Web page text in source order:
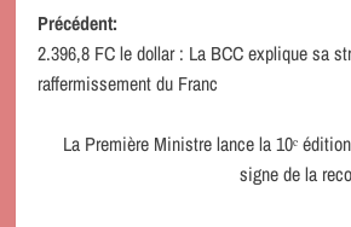
Navigation
d’article
Précédent:
2.396,8 FC le dollar : La BCC explique sa
raffermissement du Franc
La Première Ministre lance la 10ᵉ
signe de la